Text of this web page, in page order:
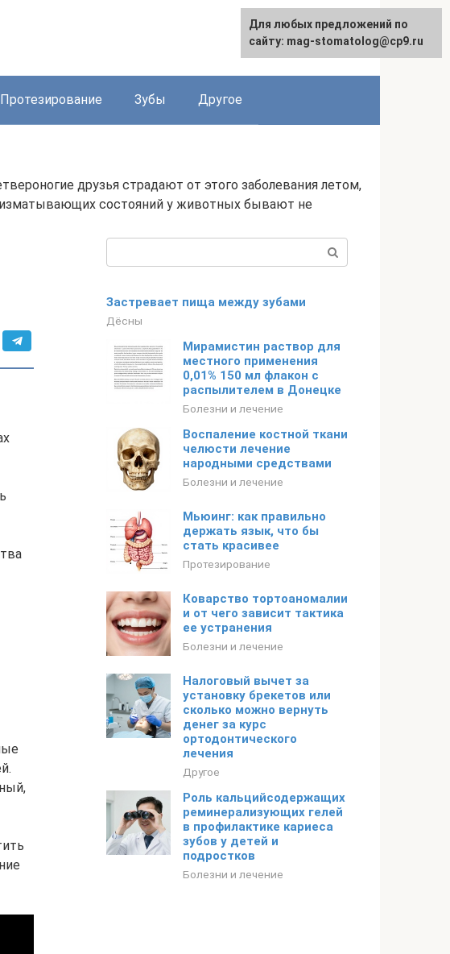
Протезирование Зубы Другое
друзья страдают от этого заболевания летом,
состояний у животных бывают не
Застревает пища между зубами
Дёсны
Мирамистин раствор для
местного применения
0,01% 150 мл флакон с
распылителем в Донецке
Болезни и лечение
Воспаление костной ткани
челюсти лечение
народными средствами
Болезни и лечение
Мьюинг: как правильно
держать язык, что бы
стать красивее
Протезирование
Коварство тортоаномалии
и от чего зависит тактика
ее устранения
Болезни и лечение
Налоговый вычет за
установку брекетов или
сколько можно вернуть
денег за курс
ортодонтического
лечения
Другое
Роль кальцийсодержащих
реминерализующих гелей
в профилактике кариеса
зубов у детей и
подростков
Болезни и лечение
Для любых предложений по
сайту: mag-stomatolog@cp9.ru